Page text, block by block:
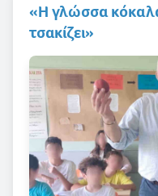
«Η γλώσσα
τσακίζει»